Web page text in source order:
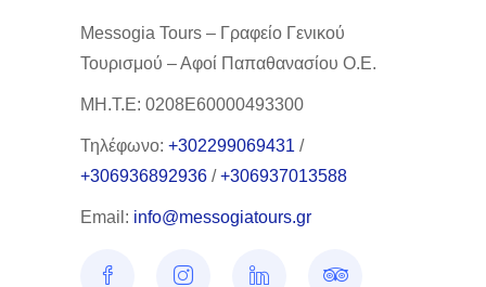
Messogia Tours – Γραφείο Γενικού
Τουρισμού – Αφοί Παπαθανασίου Ο.Ε.
ΜΗ.Τ.Ε: 0208Ε60000493300
Τηλέφωνο: +302299069431 /
+306936892936 /+306937013588
Email: info@messogiatours.gr